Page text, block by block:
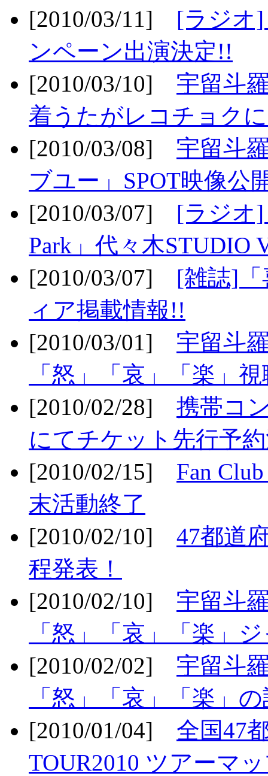
[2010/03/11] [ラジオ
ンペーン出演決定!!
[2010/03/10] 宇留斗
着うたがレコチョク
[2010/03/08] 宇留斗
ブユー」SPOT映像公
[2010/03/07] [ラジオ]
Park」代々木STUDIO
[2010/03/07] [雑誌]「
ィア掲載情報!!
[2010/03/01] 宇留斗
「怒」「哀」「楽」
[2010/02/28] 携帯コ
にてチケット先行予
[2010/02/15] Fan
末活動終了
[2010/02/10] 47都道
程発表！
[2010/02/10] 宇留斗
「怒」「哀」「楽」
[2010/02/02] 宇留斗
「怒」「哀」「楽」
[2010/01/04] 全国47
TOUR2010 ツアーマ